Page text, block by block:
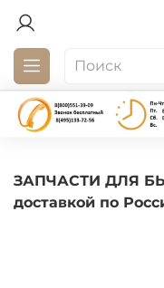
ЗАПЧАСТИ ДЛЯ
доставкой